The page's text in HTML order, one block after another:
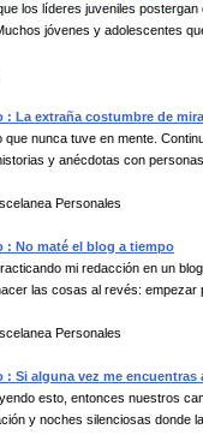
los líderes juveniles
jóvenes y adolescentes
: La extraña costumbre de
que nunca tuve en mente.
y anécdotas con
Personales
: No maté el blog a tiempo
mi redacción en un
las cosas al revés: empezar
Personales
: Si alguna vez me encuentras
esto, entonces nuestros
y noches silenciosas donde